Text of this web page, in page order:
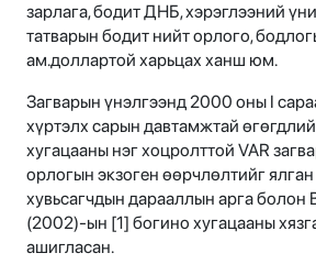
зарлага, бодит ДНБ, хэрэглээний
татварын бодит нийт орлого,
ам.доллартой харьцах ханш юм.
Загварын үнэлгээнд 2000 оны I
хүртэлх сарын давтамжтай
хугацааны нэг хоцролттой VAR
орлогын экзоген өөрчлөлтийг
хувьсагчдын дарааллын арга болон
(2002)-ын [1] богино хугацааны
ашигласан.